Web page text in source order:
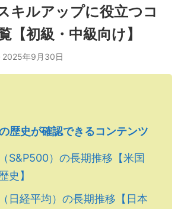
キルアップに役立つコ
【初級・中級向け】
2025年9月30日
歴史が確認できるコンテンツ
S&P500）の長期推移【米国
史】
日経平均）の長期推移【日本